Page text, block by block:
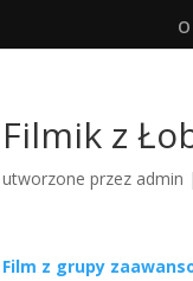
Filmik z
utworzone przez admin
Film z grupy